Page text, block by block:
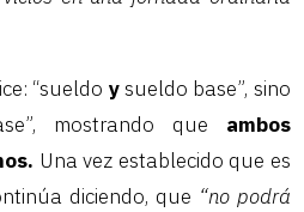
“sueldo ysueldo base”, sino
mostrando que ambos
Una vez establecido que es
diciendo, que “no podrá